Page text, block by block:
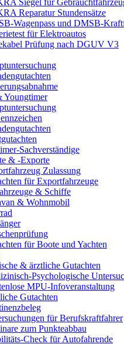
Reparatur Stundensätze
Wagenpass und DMSB-
für Elektroautos
Prüfung nach DGUV V3
Youngtimer
Sachverständige
& -Exporte
Zulassung
für Exportfahrzeuge
& Schiffe
& Wohnmobil
für Boote und Yachten
& ärztliche Gutachten
Psychologische
MPU-Infoveranstaltung
Gutachten
für Berufskraftfahrer
zum Punkteabbau
Check für Autofahrende